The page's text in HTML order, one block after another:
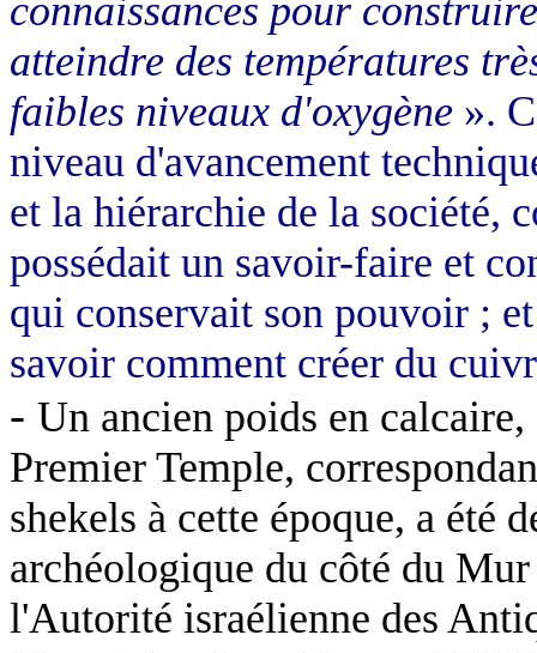
connaissances pour
atteindre des températures
faibles niveaux d'oxygène ».
niveau d'avancement
et la hiérarchie de la société,
possédait un savoir-faire et
qui conservait son pouvoir ;
savoir comment créer du
- Un ancien poids en
Premier Temple,
shekels à cette époque, a été
archéologique du côté du
l'Autorité israélienne des